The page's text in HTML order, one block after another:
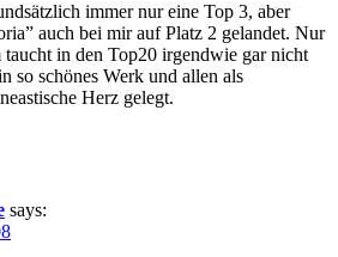
immer nur eine Top 3, aber
auch bei mir auf Platz 2 gelandet. Nur
in den Top20 irgendwie gar nicht
so schönes Werk und allen als
Herz gelegt.
says: